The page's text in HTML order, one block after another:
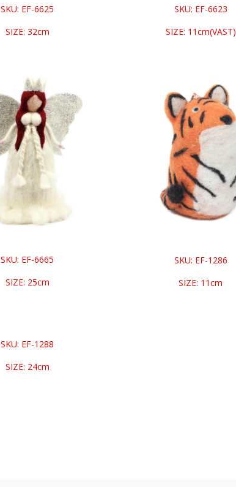
SKU: EF-6625
SIZE: 32cm
SKU: EF-6623
SIZE: 11cm(VAST)
SKU: EF-6665
SIZE: 25cm
SKU: EF-1286
SIZE: 11cm
SKU: EF-1288
SIZE: 24cm